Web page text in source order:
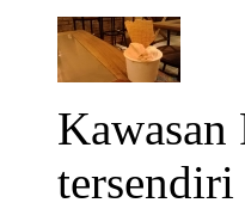
Kawasan